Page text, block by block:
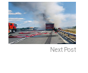
Next Post